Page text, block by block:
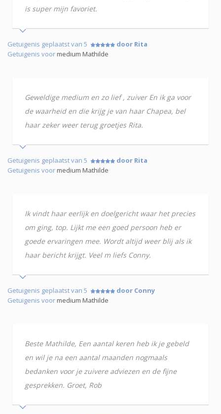
is super mijn favoriet.
Getuigenis geplaatst van 5
door Rita
Getuigenis voormedium Mathilde
Geweldige medium en zo lief , zuiver En ik ga voor
de waarheid en die krijg je van haar Chapea, bel
haar zeker weer terug groetjes Rita.
Getuigenis geplaatst van 5
door Rita
Getuigenis voormedium Mathilde
Ik vindt haar eerlijk en doelgericht waar het precies
om ging, top. Lijkt me een goed persoon heb er
goede ervaringen mee. Wordt altijd weer blij als ik
haar bericht krijgt. Veel m liefs Conny.
Getuigenis geplaatst van 5
door Conny
Getuigenis voormedium Mathilde
Beste Mathilde, Een aantal keren heb ik je gebeld
en wil je na een aantal maanden nogmaals
bedanken voor je zuivere adviezen en de fijne
gesprekken. Groet, Rob